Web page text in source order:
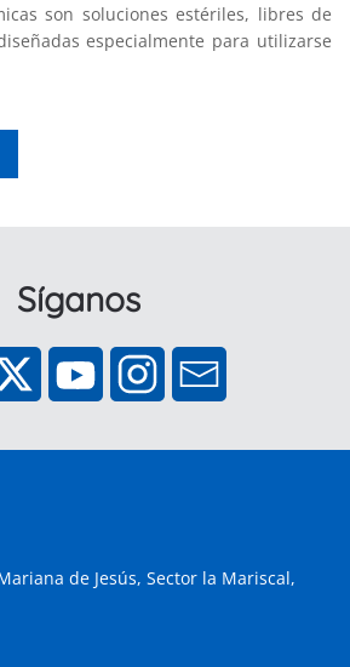
son soluciones estériles, libres de
especialmente para utilizarse
Síganos
de Jesús, Sector la Mariscal,